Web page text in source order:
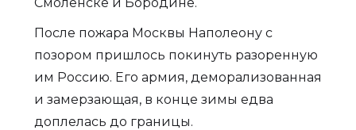
После пожара Москвы Наполеону с
позором пришлось покинуть разоренную
им Россию. Его армия, деморализованная
и замерзающая, в конце зимы едва
доплелась до границы.